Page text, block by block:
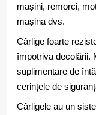
mașini, remorci,
mașina dvs.
Cârlige foarte
împotriva decolării.
suplimentare de
cerințele de
Cârligele au un